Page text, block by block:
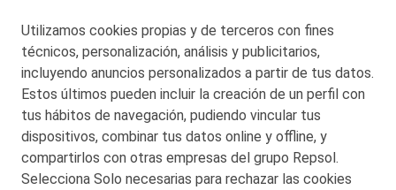
© 2026 Petronor S.A.
CONTACTO
MAPA WEB
Utilizamos cookies propias y de terceros con fines
técnicos, personalización, análisis y publicitarios,
incluyendo anuncios personalizados a partir de tus datos.
Estos últimos pueden incluir la creación de un perfil con
tus hábitos de navegación, pudiendo vincular tus
dispositivos, combinar tus datos online y offline, y
compartirlos con otras empresas del grupo Repsol.
Selecciona Solo necesarias para rechazar las cookies